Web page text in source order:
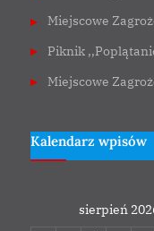
Miejscowe
Piknik
Miejscowe
Kalendarz wpisów
sierpień